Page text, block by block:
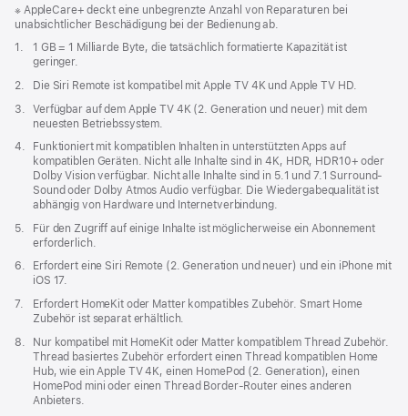
Fußnote
※ AppleCare+ deckt eine unbegrenzte Anzahl von Reparaturen bei
unabsichtlicher Beschädigung bei der Bedienung ab.
Fußnote
1.
1 GB = 1 Milliarde Byte, die tatsächlich formatierte Kapazität ist
geringer.
Fußnote
2.
Die Siri Remote ist kompatibel mit Apple TV 4K und Apple TV HD.
Fußnote
3.
Verfügbar auf dem Apple TV 4K (2. Generation und neuer) mit dem
neuesten Betriebssystem.
Fußnote
4.
Funktioniert mit kompatiblen Inhalten in unterstützten Apps auf
kompatiblen Geräten. Nicht alle Inhalte sind in 4K, HDR, HDR10+ oder
Dolby Vision verfügbar. Nicht alle Inhalte sind in 5.1 und 7.1 Surround-
Sound oder Dolby Atmos Audio verfügbar. Die Wiedergabequalität ist
abhängig von Hardware und Internetverbindung.
Fußnote
5.
Für den Zugriff auf einige Inhalte ist möglicherweise ein Abonnement
erforderlich.
Fußnote
6.
Erfordert eine Siri Remote (2. Generation und neuer) und ein iPhone mit
iOS 17.
Fußnote
7.
Erfordert HomeKit oder Matter kompatibles Zubehör. Smart Home
Zubehör ist separat erhältlich.
Fußnote
8.
Nur kompatibel mit HomeKit oder Matter kompatiblem Thread Zubehör.
Thread basiertes Zubehör erfordert einen Thread kompatiblen Home
Hub, wie ein Apple TV 4K, einen HomePod (2. Generation), einen
HomePod mini oder einen Thread Border-Router eines anderen
Anbieters.